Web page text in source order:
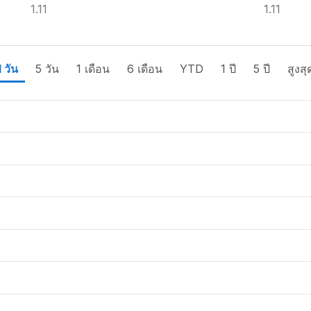
1.11 1.11
วัน 5 วัน 1 เดือน 6 เดือน YTD 1 ปี 5 ปี สูงสุ